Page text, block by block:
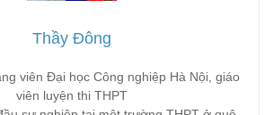
Thầy Đông
viên Đại học Công nghiệp Hà Nội, giáo
viên luyện thi THPT